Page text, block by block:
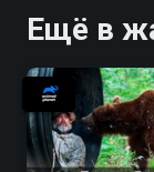
Ещё в